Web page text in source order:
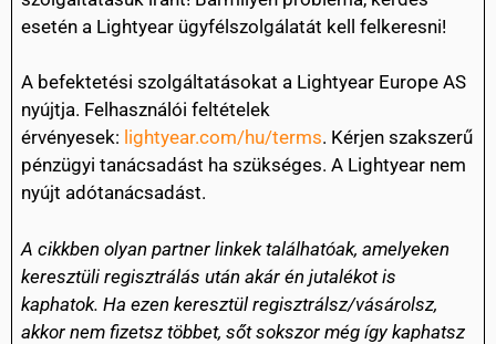
esetén a Lightyear ügyfélszolgálatát kell felkeresni!
A befektetési szolgáltatásokat a Lightyear Europe AS
nyújtja. Felhasználói feltételek
érvényesek: lightyear.com/hu/terms. Kérjen szakszerű
pénzügyi tanácsadást ha szükséges. A Lightyear nem
nyújt adótanácsadást.
A cikkben olyan partner linkek találhatóak, amelyeken
keresztüli regisztrálás után akár én jutalékot is
kaphatok. Ha ezen keresztül regisztrálsz/vásárolsz,
akkor nem fizetsz többet, sőt sokszor még így kaphatsz